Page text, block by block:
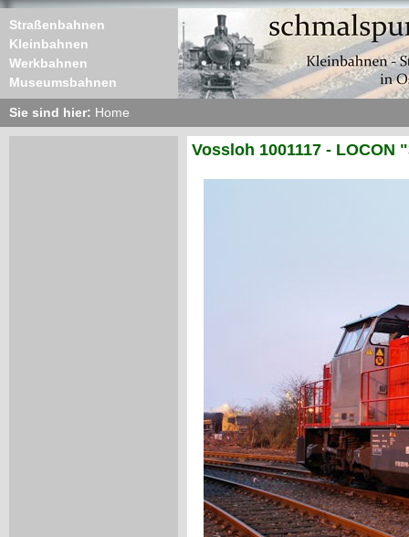
Straßenbahnen
Kleinbahnen
Werkbahnen
Museumsbahnen
Sie sind hier: Home
Vossloh 1001117 - LOCON